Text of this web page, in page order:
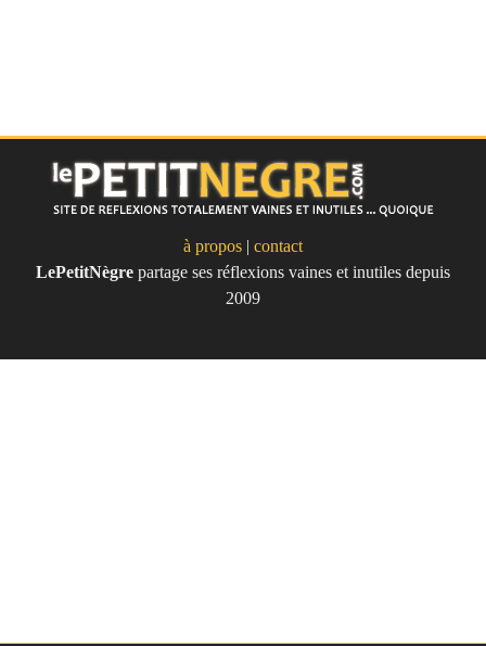
Le Petit Nègre
à propos | contact
LePetitNègre partage ses réflexions vaines et inutiles depuis
2009